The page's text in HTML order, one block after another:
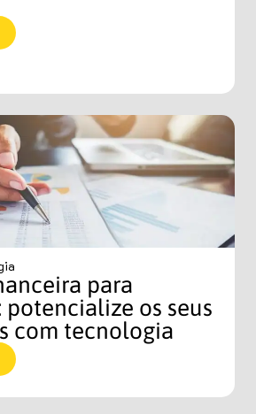
para
os seus
com tecnologia